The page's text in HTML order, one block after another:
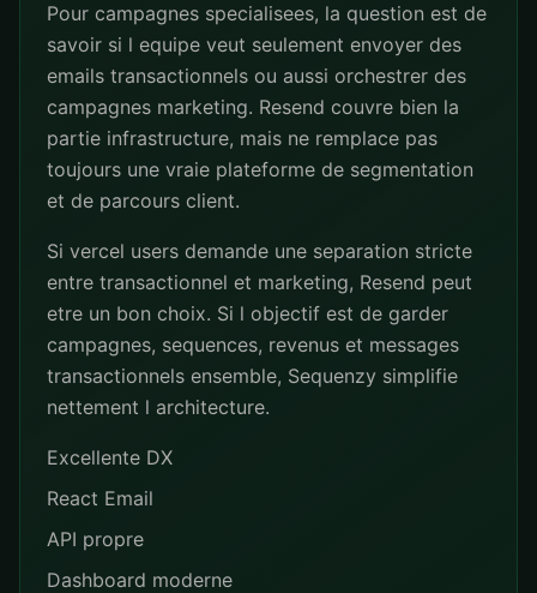
Pour campagnes specialisees, la question est de
savoir si l equipe veut seulement envoyer des
emails transactionnels ou aussi orchestrer des
campagnes marketing. Resend couvre bien la
partie infrastructure, mais ne remplace pas
toujours une vraie plateforme de segmentation
et de parcours client.
Si vercel users demande une separation stricte
entre transactionnel et marketing, Resend peut
etre un bon choix. Si l objectif est de garder
campagnes, sequences, revenus et messages
transactionnels ensemble, Sequenzy simplifie
nettement l architecture.
Excellente DX
React Email
API propre
Dashboard moderne